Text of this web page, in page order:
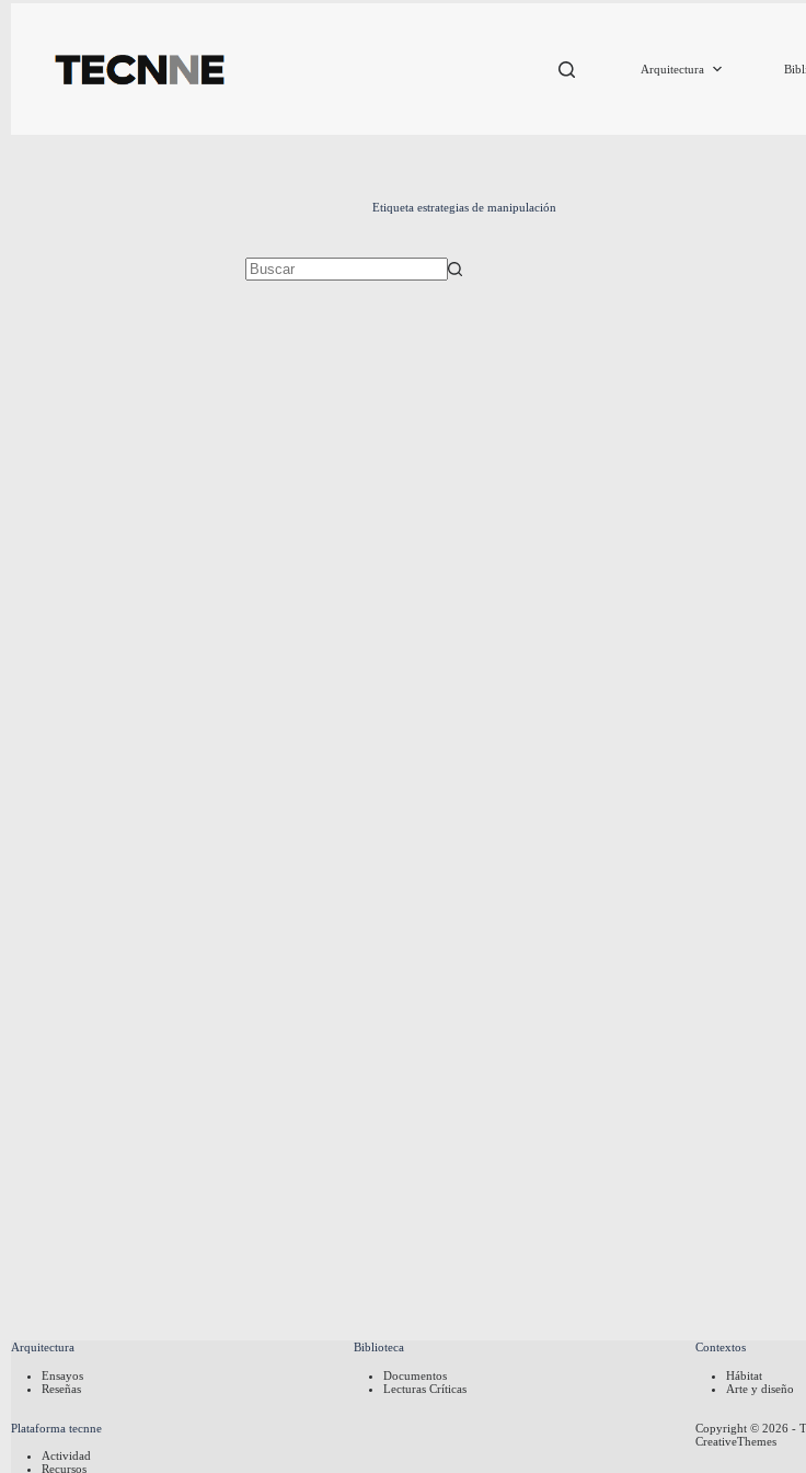
Arquitectura
Etiqueta estrategias de manipulación
Arquitectura
Ensayos
Reseñas
Biblioteca
Documentos
Lecturas Críticas
Contextos
Hábitat
Arte y diseño
Plataforma tecnne
Actividad
Recursos
Copyright © 2026 -
CreativeThemes